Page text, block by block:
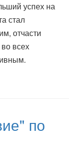
успех на
стал
отчасти
всех
по